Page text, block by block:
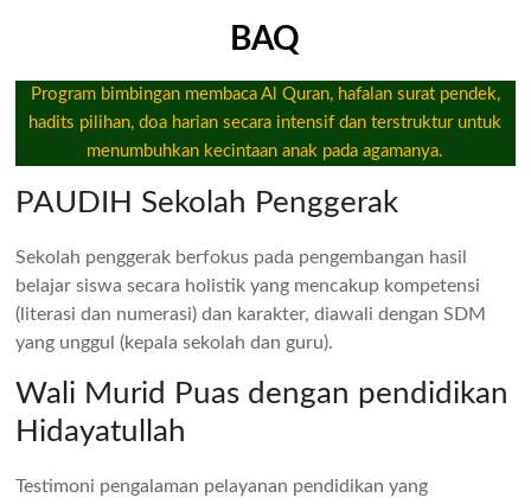
BAQ
Program bimbingan membaca Al Quran, hafalan surat pendek,
hadits pilihan, doa harian secara intensif dan terstruktur untuk
menumbuhkan kecintaan anak pada agamanya.​
PAUDIH Sekolah Penggerak
Sekolah penggerak berfokus pada pengembangan hasil
belajar siswa secara holistik yang mencakup kompetensi
(literasi dan numerasi) dan karakter, diawali dengan SDM
yang unggul (kepala sekolah dan guru).
Wali Murid Puas dengan pendidikan
Hidayatullah
Testimoni pengalaman pelayanan pendidikan yang